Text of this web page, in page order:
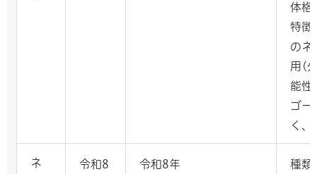
体格
特徴
のネ
用(
能性
ゴー
く、
ネ
令和8
令和8年
種類